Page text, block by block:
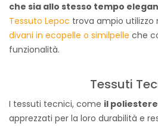
che sia allo stesso tempo
Tessuto Lepoc trova ampio utilizzo
divani in ecopelle o similpelle che
funzionalità.
Tessuti
I tessuti tecnici, come il
apprezzati per la loro durabilità e